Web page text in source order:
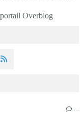
Overblog